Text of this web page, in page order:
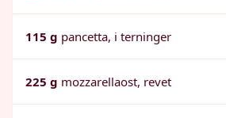
115 g pancetta, i terninger
225 g mozzarellaost, revet